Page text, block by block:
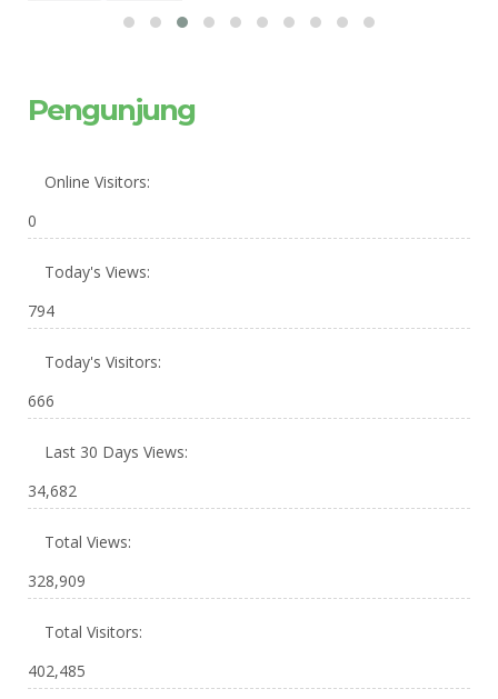
Pengunjung
Online Visitors:
0
Today's Views:
794
Today's Visitors:
666
Last 30 Days Views:
34,682
Total Views:
328,909
Total Visitors:
402,485